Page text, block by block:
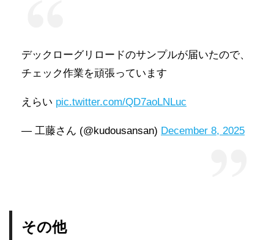
デックローグリロードのサンプルが届いたので、
チェック作業を頑張っています
えらい pic.twitter.com/QD7aoLNLuc
— 工藤さん (@kudousansan) December 8, 2025
その他